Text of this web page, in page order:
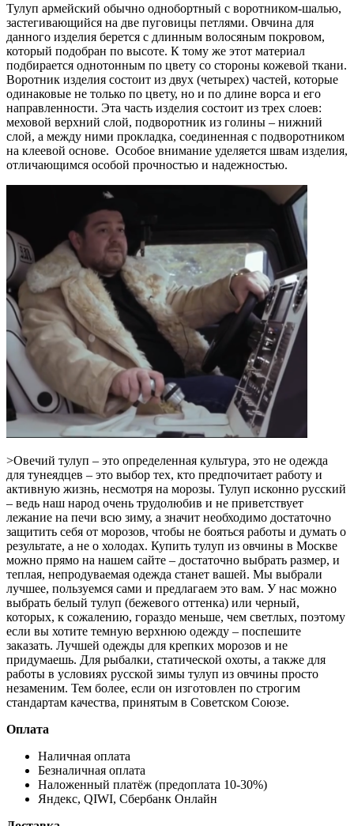
Тулуп армейский обычно однобортный с воротником-шалью,
застегивающийся на две пуговицы петлями. Овчина для
данного изделия берется с длинным волосяным покровом,
который подобран по высоте. К тому же этот материал
подбирается однотонным по цвету со стороны кожевой ткани.
Воротник изделия состоит из двух (четырех) частей, которые
одинаковые не только по цвету, но и по длине ворса и его
направленности. Эта часть изделия состоит из трех слоев:
меховой верхний слой, подворотник из голины – нижний
слой, а между ними прокладка, соединенная с подворотником
на клеевой основе. Особое внимание уделяется швам изделия,
отличающимся особой прочностью и надежностью.
>Овечий тулуп – это определенная культура, это не одежда
для тунеядцев – это выбор тех, кто предпочитает работу и
активную жизнь, несмотря на морозы. Тулуп исконно русский
– ведь наш народ очень трудолюбив и не приветствует
лежание на печи всю зиму, а значит необходимо достаточно
защитить себя от морозов, чтобы не бояться работы и думать о
результате, а не о холодах. Купить тулуп из овчины в Москве
можно прямо на нашем сайте – достаточно выбрать размер, и
теплая, непродуваемая одежда станет вашей. Мы выбрали
лучшее, пользуемся сами и предлагаем это вам. У нас можно
выбрать белый тулуп (бежевого оттенка) или черный,
которых, к сожалению, гораздо меньше, чем светлых, поэтому
если вы хотите темную верхнюю одежду – поспешите
заказать. Лучшей одежды для крепких морозов и не
придумаешь. Для рыбалки, статической охоты, а также для
работы в условиях русской зимы тулуп из овчины просто
незаменим. Тем более, если он изготовлен по строгим
стандартам качества, принятым в Советском Союзе.
Оплата
Наличная оплата
Безналичная оплата
Наложенный платёж (предоплата 10-30%)
Яндекс, QIWI, Сбербанк Онлайн